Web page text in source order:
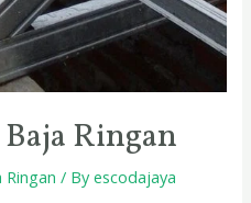
Ringan
/ Byescodajaya